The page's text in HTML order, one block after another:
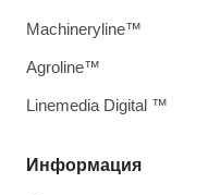
Информация
Machineryline™
Agroline™
Linemedia Digital ™